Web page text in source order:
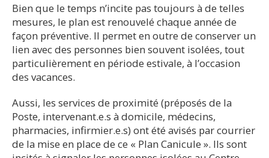
Bien que le temps n’incite pas toujours à de telles
mesures, le plan est renouvelé chaque année de
façon préventive. Il permet en outre de conserver un
lien avec des personnes bien souvent isolées, tout
particulièrement en période estivale, à l’occasion
des vacances.
Aussi, les services de proximité (préposés de la
Poste, intervenant.e.s à domicile, médecins,
pharmacies, infirmier.e.s) ont été avisés par courrier
de la mise en place de ce « Plan Canicule ». Ils sont